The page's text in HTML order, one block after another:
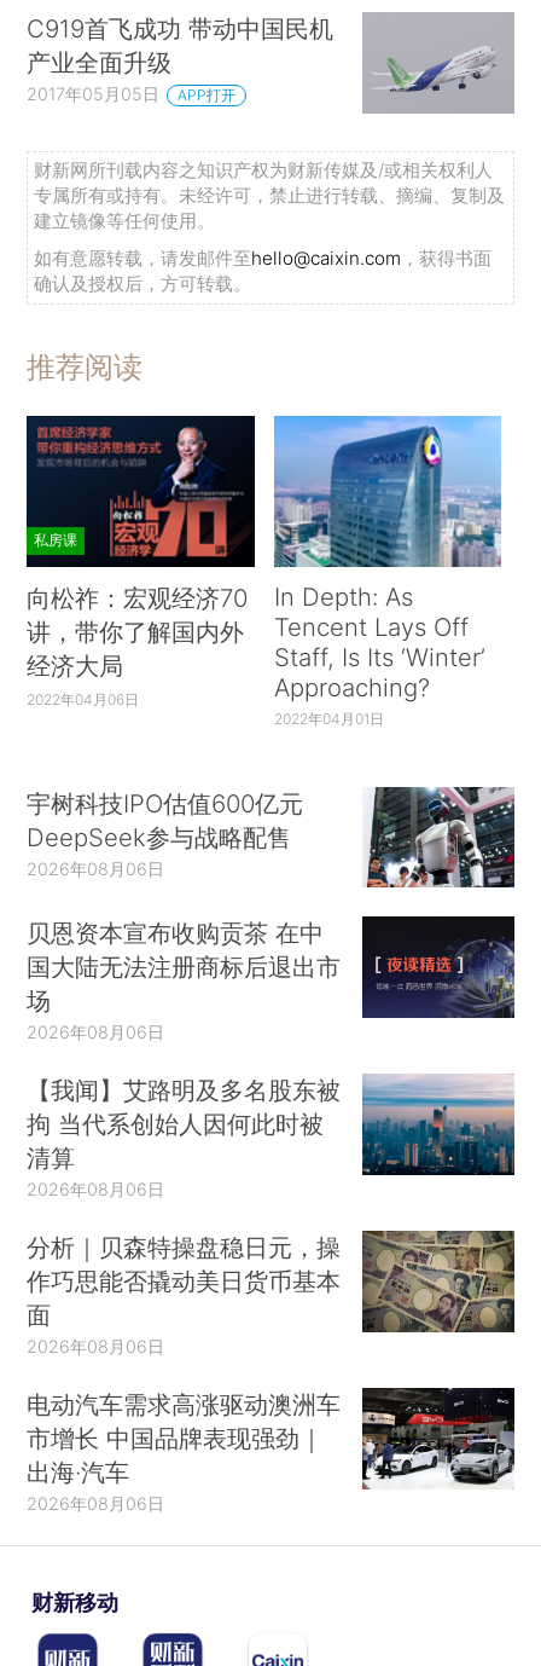
C919首飞成功 带动中国民机
产业全面升级
2017年05月05日 APP打开
财新网所刊载内容之知识产权为财新传媒及/或相关权利人
专属所有或持有。未经许可，禁止进行转载、摘编、复制及
建立镜像等任何使用。
如有意愿转载，请发邮件至hello@caixin.com ，获得书面
确认及授权后，方可转载。
推荐阅读
私房课
向松祚：宏观经济70
讲，带你了解国内外
经济大局
2022年04月06日
In Depth: As
Tencent Lays Off
Staff, Is Its ‘Winter’
Approaching?
2022年04月01日
宇树科技IPO估值600亿元
DeepSeek参与战略配售
2026年08月06日
贝恩资本宣布收购贡茶 在中
国大陆无法注册商标后退出市
场
2026年08月06日
【我闻】艾路明及多名股东被
拘 当代系创始人因何此时被
清算
2026年08月06日
分析｜贝森特操盘稳日元，操
作巧思能否撬动美日货币基本
面
2026年08月06日
电动汽车需求高涨驱动澳洲车
市增长 中国品牌表现强劲｜
出海·汽车
2026年08月06日
财新移动